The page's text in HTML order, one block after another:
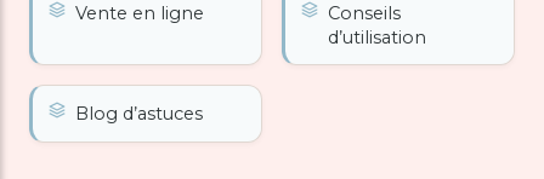
Vente en ligne
Conseils
d’utilisation
Blog d’astuces